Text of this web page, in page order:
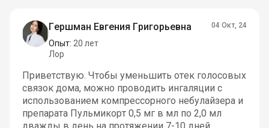
Гершман Евгения Григорьевна
Опыт: 20 лет
Лор
04 Окт, 24
Приветствую. Чтобы уменьшить отек голосовых
связок дома, можно проводить ингаляции с
использованием компрессорного небулайзера и
препарата Пульмикорт 0,5 мг в мл по 2,0 мл
дважды в день на протяжении 7-10 дней.